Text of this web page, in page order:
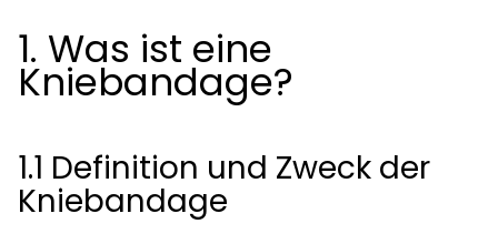
1. Was ist eine
Kniebandage?
1.1 Definition und Zweck der
Kniebandage